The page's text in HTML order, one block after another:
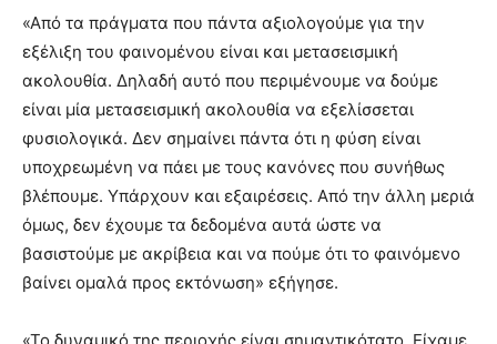
«Από τα πράγματα που πάντα αξιολογούμε για την
εξέλιξη του φαινομένου είναι και μετασεισμική
ακολουθία. Δηλαδή αυτό που περιμένουμε να δούμε
είναι μία μετασεισμική ακολουθία να εξελίσσεται
φυσιολογικά. Δεν σημαίνει πάντα ότι η φύση είναι
υποχρεωμένη να πάει με τους κανόνες που συνήθως
βλέπουμε. Υπάρχουν και εξαιρέσεις. Από την άλλη μεριά
όμως, δεν έχουμε τα δεδομένα αυτά ώστε να
βασιστούμε με ακρίβεια και να πούμε ότι το φαινόμενο
βαίνει ομαλά προς εκτόνωση» εξήγησε.